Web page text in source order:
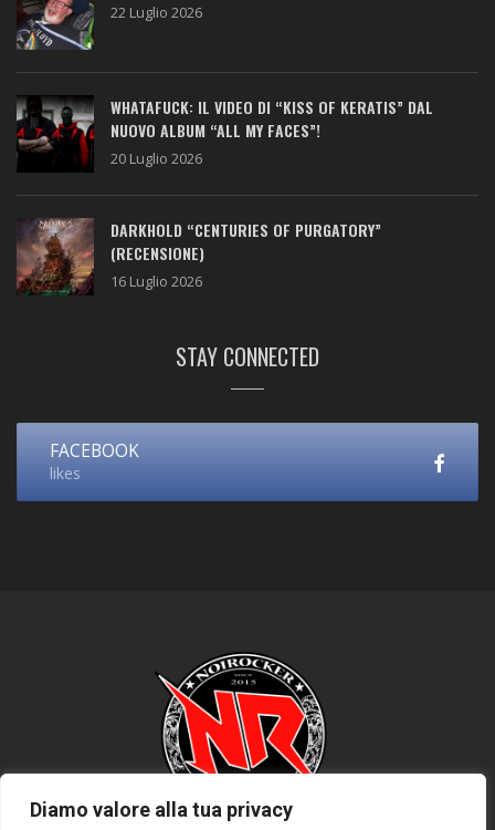
Diamo valore alla tua privacy
22 Luglio 2026
WHATAFUCK: IL VIDEO DI “KISS OF KERATIS” DAL
NUOVO ALBUM “ALL MY FACES”!
20 Luglio 2026
DARKHOLD “CENTURIES OF PURGATORY”
(RECENSIONE)
16 Luglio 2026
STAY CONNECTED
FACEBOOK
likes